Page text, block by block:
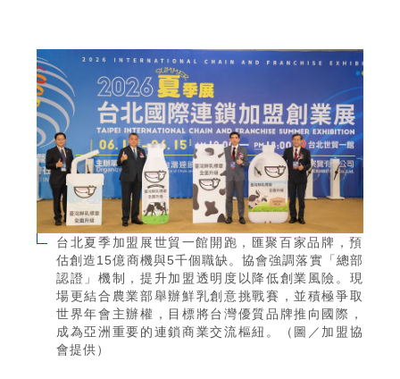
台北夏季加盟展世貿一館開跑，匯聚百家品牌，預
估創造15億商機與5千個職缺。協會強調落實「總部
認證」機制，提升加盟透明度以降低創業風險。現
場更結合農業部舉辦鮮乳創意挑戰賽，並積極爭取
世界年會主辦權，目標將台灣優質品牌推向國際，
成為亞洲重要的連鎖商業交流樞紐。（圖／加盟協
會提供）